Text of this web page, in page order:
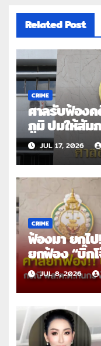
Related Post
CRIME
ศาลรับฟ้องค
ภูมิ ปมให้สัม
รายการ
JUL 17, 2026
CRIME
ฟ้องมา ยกไ
ยกฟ้อง “บิ๊ก
พล.ต.ต.ทินกร
JUL 8, 2026